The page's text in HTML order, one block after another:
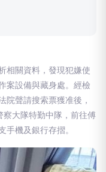
相關資料，發現犯嫌使
案設備與藏身處。經檢
院聲請搜索票獲准後，
大隊特勤中隊，前往傅
手機及銀行存摺。